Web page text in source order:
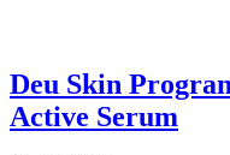
Deu Skin
Active Serum